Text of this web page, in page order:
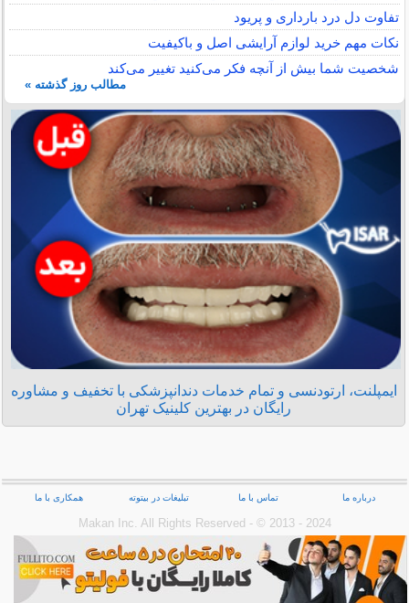
تفاوت دل درد بارداری و پریود
نکات مهم خرید لوازم آرایشی اصل و باکیفیت
شخصیت شما بیش از آنچه فکر می‌کنید تغییر می‌کند
مطالب روز گذشته »
ایمپلنت، ارتودنسی و تمام خدمات دندانپزشکی با تخفیف و مشاوره
رایگان در بهترین کلینیک تهران
درباره ما تماس با ما تبلیغات در بیتوته همکاری با ما
Makan Inc.‎ All Rights Reserved - © 2013 - 2024